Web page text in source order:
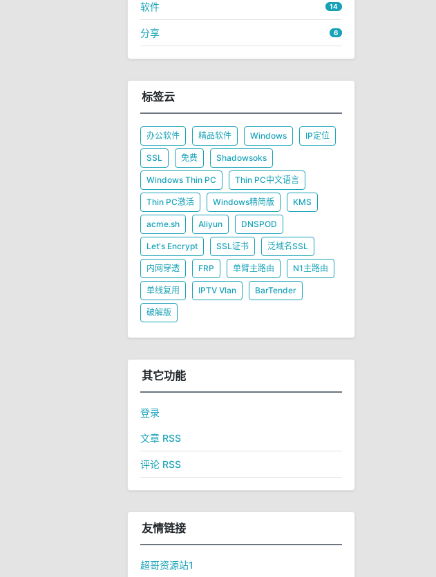
软件 14
分享 6
标签云
办公软件 精品软件 Windows IP定位
SSL 免费 Shadowsoks
Windows Thin PC Thin PC中文语言
Thin PC激活 Windows精简版 KMS
acme.sh Aliyun DNSPOD
Let's Encrypt SSL证书 泛域名SSL
内网穿透 FRP 单臂主路由 N1主路由
单线复用 IPTV Vlan BarTender
破解版
其它功能
登录
文章 RSS
评论 RSS
友情链接
超哥资源站1